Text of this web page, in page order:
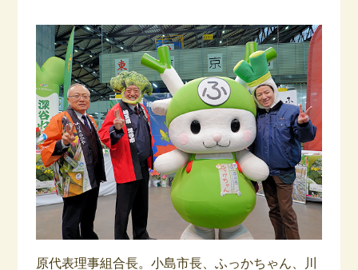
原代表理事組合長。小島市長、ふっかちゃん、川